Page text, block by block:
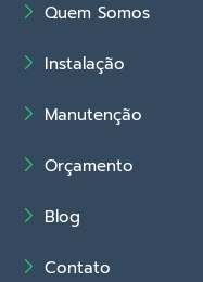
Quem Somos
Instalação
Manutenção
Orçamento
Blog
Contato